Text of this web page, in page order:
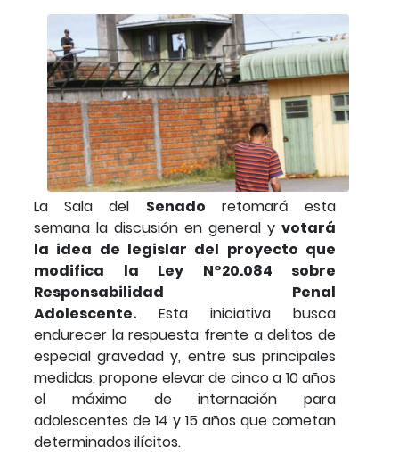
La Sala del Senado retomará esta
semana la discusión en general y votará
la idea de legislar del proyecto que
modifica la Ley N°20.084 sobre
Responsabilidad Penal
Adolescente. Esta iniciativa busca
endurecer la respuesta frente a delitos de
especial gravedad y, entre sus principales
medidas, propone elevar de cinco a 10 años
el máximo de internación para
adolescentes de 14 y 15 años que cometan
determinados ilícitos.